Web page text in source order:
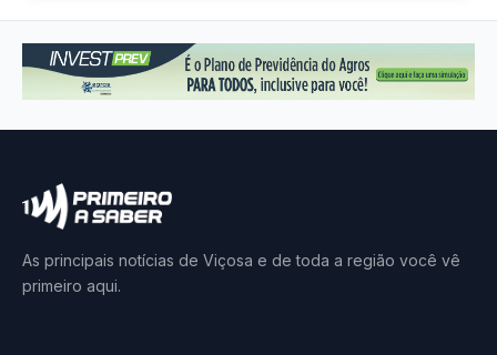
As principais notícias de Viçosa e de toda a região você vê
primeiro aqui.